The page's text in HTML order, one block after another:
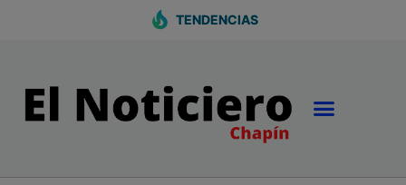
TENDENCIAS